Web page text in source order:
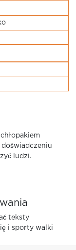
ludzi.
teksty
i sporty walki